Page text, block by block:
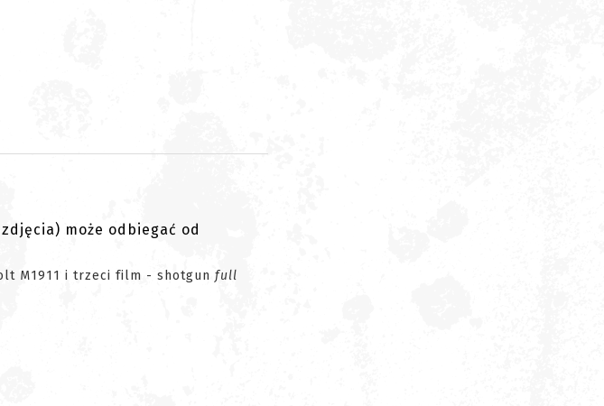
może odbiegać od
M1911 i trzeci film - shotgun full